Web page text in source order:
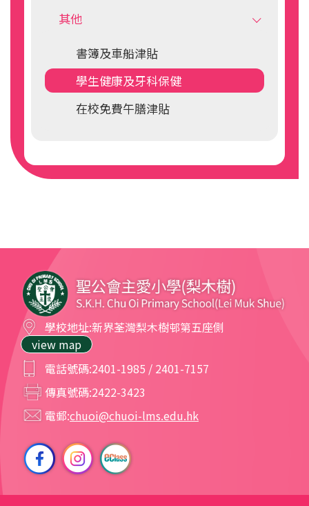
其他
書簿及車船津貼
學生健康及牙科保健
在校免費午膳津貼
學校地址:新界荃灣梨木樹邨第五座側
view map
電話號碼:2401-1985 / 2401-7157
傳真號碼:2422-3423
電郵:chuoi@chuoi-lms.edu.hk